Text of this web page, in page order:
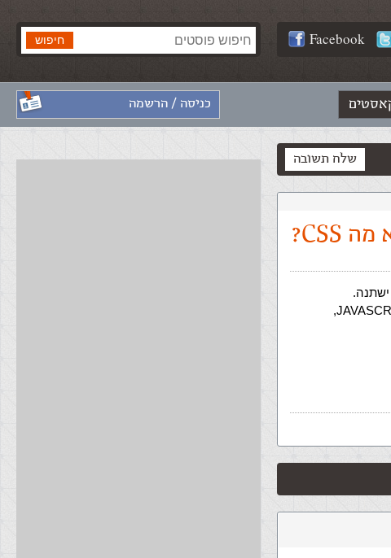
Facebook
כניסה / הרשמה
שלח תשובה